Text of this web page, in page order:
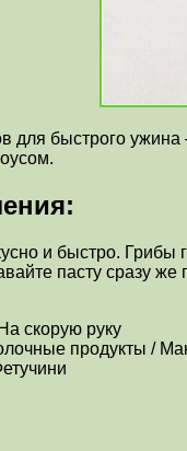
для быстрого
и быстро.
пасту сразу
скорую руку
продукты /